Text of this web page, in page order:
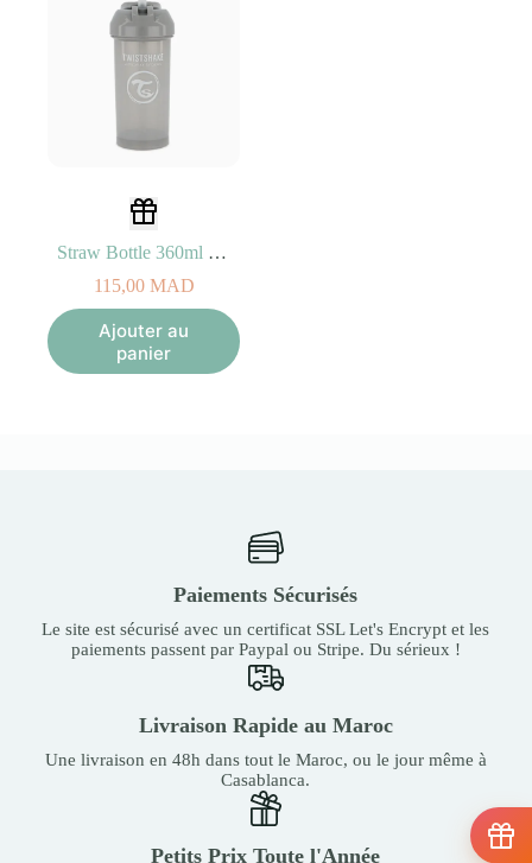
Straw Bottle 360ml – Pearl Grey
115,00MAD
Ajouter au
panier
Paiements Sécurisés
Le site est sécurisé avec un certificat SSL Let's Encrypt et les
paiements passent par Paypal ou Stripe. Du sérieux !
Livraison Rapide au Maroc
Une livraison en 48h dans tout le Maroc, ou le jour même à
Casablanca.
Petits Prix Toute l'Année